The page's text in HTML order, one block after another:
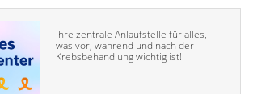
Ihre zentrale Anlaufstelle für alles,
was vor, während und nach der
Krebsbehandlung wichtig ist!